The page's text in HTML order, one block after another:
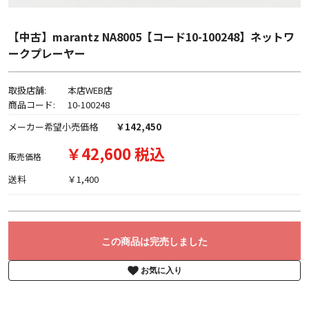
【中古】marantz NA8005【コード10-100248】ネットワ
ークプレーヤー
取扱店舗:
本店WEB店
商品コード:
10-100248
メーカー希望小売価格
￥142,450
販売価格 ￥42,600 税込
送料 ￥1,400
この商品は完売しました
お気に入り